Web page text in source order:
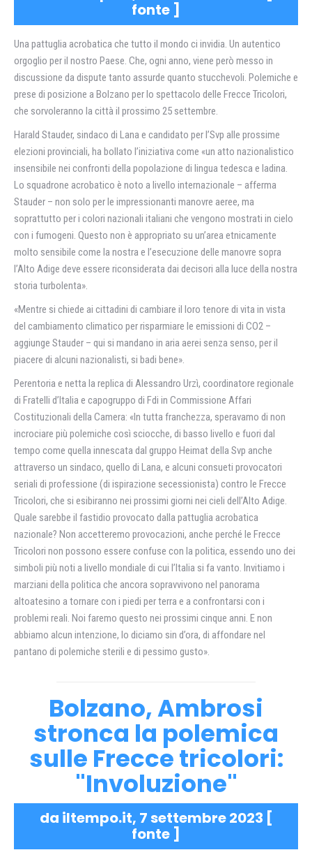
fonte ]
Una pattuglia acrobatica che tutto il mondo ci invidia. Un autentico
orgoglio per il nostro Paese. Che, ogni anno, viene però messo in
discussione da dispute tanto assurde quanto stucchevoli. Polemiche e
prese di posizione a Bolzano per lo spettacolo delle Frecce Tricolori,
che sorvoleranno la città il prossimo 25 settembre.
Harald Stauder, sindaco di Lana e candidato per l’Svp alle prossime
elezioni provinciali, ha bollato l’iniziativa come «un atto nazionalistico
insensibile nei confronti della popolazione di lingua tedesca e ladina.
Lo squadrone acrobatico è noto a livello internazionale – afferma
Stauder – non solo per le impressionanti manovre aeree, ma
soprattutto per i colori nazionali italiani che vengono mostrati in cielo
con i fumogeni. Questo non è appropriato su un’area etnicamente
molto sensibile come la nostra e l’esecuzione delle manovre sopra
l’Alto Adige deve essere riconsiderata dai decisori alla luce della nostra
storia turbolenta».
«Mentre si chiede ai cittadini di cambiare il loro tenore di vita in vista
del cambiamento climatico per risparmiare le emissioni di CO2 –
aggiunge Stauder – qui si mandano in aria aerei senza senso, per il
piacere di alcuni nazionalisti, si badi bene».
Perentoria e netta la replica di Alessandro Urzì, coordinatore regionale
di Fratelli d’Italia e capogruppo di Fdi in Commissione Affari
Costituzionali della Camera: «In tutta franchezza, speravamo di non
incrociare più polemiche così sciocche, di basso livello e fuori dal
tempo come quella innescata dal gruppo Heimat della Svp anche
attraverso un sindaco, quello di Lana, e alcuni consueti provocatori
seriali di professione (di ispirazione secessionista) contro le Frecce
Tricolori, che si esibiranno nei prossimi giorni nei cieli dell’Alto Adige.
Quale sarebbe il fastidio provocato dalla pattuglia acrobatica
nazionale? Non accetteremo provocazioni, anche perché le Frecce
Tricolori non possono essere confuse con la politica, essendo uno dei
simboli più noti a livello mondiale di cui l’Italia si fa vanto. Invitiamo i
marziani della politica che ancora sopravvivono nel panorama
altoatesino a tornare con i piedi per terra e a confrontarsi con i
problemi reali. Noi faremo questo nei prossimi cinque anni. E non
abbiamo alcun intenzione, lo diciamo sin d’ora, di affondare nel
pantano di polemiche sterili e di pessimo gusto».
Bolzano, Ambrosi
stronca la polemica
sulle Frecce tricolori:
"Involuzione"
da iltempo.it, 7 settembre 2023 [
fonte ]